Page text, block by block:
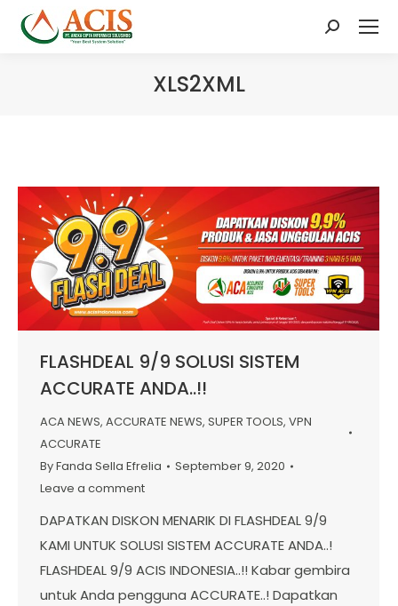
Search:
XLS2XML
FLASHDEAL 9/9 SOLUSI SISTEM
ACCURATE ANDA..!!
ACA NEWS, ACCURATE NEWS, SUPER TOOLS, VPN
ACCURATE
ByFanda Sella Efrelia
September 9, 2020
Leave a comment
DAPATKAN DISKON MENARIK DI FLASHDEAL 9/9
KAMI UNTUK SOLUSI SISTEM ACCURATE ANDA..!
FLASHDEAL 9/9 ACIS INDONESIA..!! Kabar gembira
untuk Anda pengguna ACCURATE..! Dapatkan